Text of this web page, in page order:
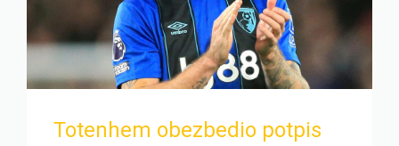
Totenhem obezbedio potpis